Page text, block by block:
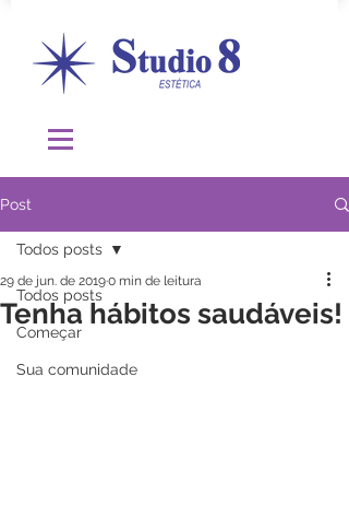
Post
Todos posts
Começar
Sua comunidade
Todos posts
Tenha hábitos saudáveis!
29 de jun. de 20190 min de leitura